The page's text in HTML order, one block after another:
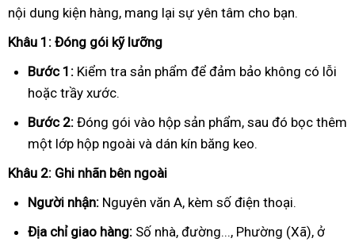
nội dung kiện hàng, mang lại sự yên tâm cho bạn.
Khâu 1: Đóng gói kỹ lưỡng
Bước 1: Kiểm tra sản phẩm để đảm bảo không có lỗi
hoặc trầy xước.
Bước 2: Đóng gói vào hộp sản phẩm, sau đó bọc thêm
một lớp hộp ngoài và dán kín băng keo.
Khâu 2: Ghi nhãn bên ngoài
Người nhận: Nguyên văn A, kèm số điện thoại.
Địa chỉ giao hàng: Số nhà, đường..., Phường (Xã), ở